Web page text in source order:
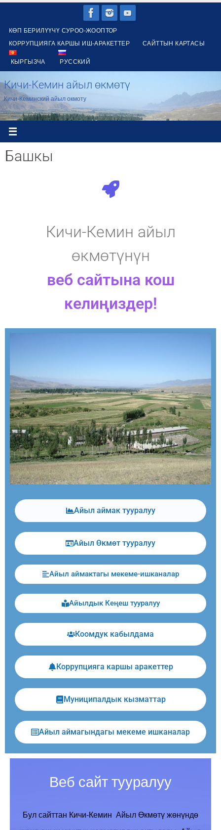
КӨП БЕРИЛҮҮЧҮ СУРОО-ЖООПТОР
КОРРУПЦИЯГА КАРШЫ ИШ-АРАКЕТТЕР
САЙТТЫН КАРТАСЫ
КЫРГЫЗЧА РУССКИЙ
Кичи-Кемин айыл өкмөтү
Кичи-Кеминский айыл окмоту
Башкы
Кичи-Кемин айыл
өкмөтүнүн
веб сайтына кош
келиңиздер!
Айыл аймак тууралуу
Айыл Өкмөт тууралуу
Айыл аймактагы мекеме-ишканалар
Айылдык Кеңеш тууралуу
Коомдук кабылдама
Коррупцияга каршы аракеттер
Муниципалдык кызматтар
Айыл аймагындагы мекеме ишканалар
Веб сайт тууралуу
Бул сайттан Кичи-Кемин Айыл Өкмөтү жөнүндө